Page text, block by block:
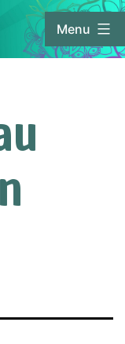
Menu